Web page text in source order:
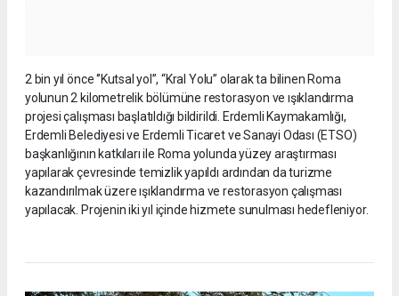
2 bin yıl önce ‘’Kutsal yol’’, “Kral Yolu” olarak ta bilinen Roma
yolunun 2 kilometrelik bölümüne restorasyon ve ışıklandırma
projesi çalışması başlatıldığı bildirildi. Erdemli Kaymakamlığı,
Erdemli Belediyesi ve Erdemli Ticaret ve Sanayi Odası (ETSO)
başkanlığının katkıları ile Roma yolunda yüzey araştırması
yapılarak çevresinde temizlik yapıldı ardından da turizme
kazandırılmak üzere ışıklandırma ve restorasyon çalışması
yapılacak. Projenin iki yıl içinde hizmete sunulması hedefleniyor.